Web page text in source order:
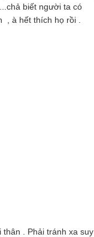
biết người ta có
à hết thích họ rồi .
. Phải tránh xa suy